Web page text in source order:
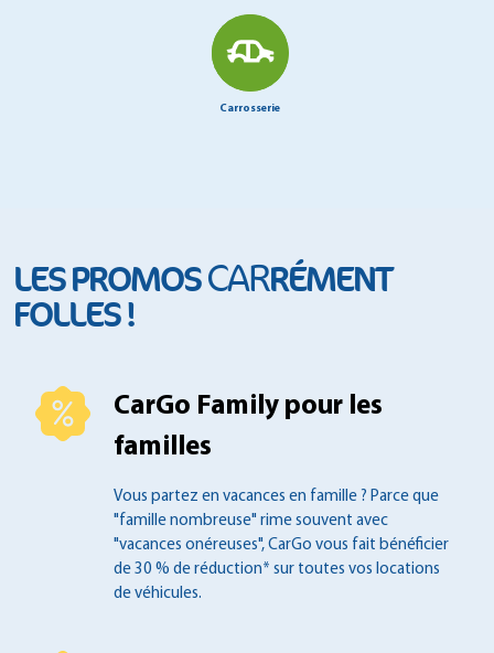
Carrosserie
LES PROMOSCARRÉMENT
FOLLES !
CarGo Family pour les
familles
Vous partez en vacances en famille ? Parce que
"famille nombreuse" rime souvent avec
"vacances onéreuses", CarGo vous fait bénéficier
de 30 % de réduction* sur toutes vos locations
de véhicules.